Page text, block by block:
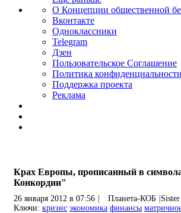
О Концепции общественной
Вконтакте
Одноклассники
Telegram
Дзен
Пользовательское Соглашение
Политика конфиденциальности
Поддержка проекта
Реклама
Крах Европы, прописанный в
Конкордии"
26 января 2012 в 07:56 Планета-КОБ
Ключи: кризис экономика финансы